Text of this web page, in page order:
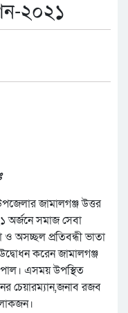
২০২১
জামালগঞ্জ উত্তর
অর্জনে সমাজ সেবা
অসচ্ছল প্রতিবন্ধী ভাতা
করেন জামালগঞ্জ
পাল। এসময় উপস্থিত
চেয়ারম্যান,জনাব রজব